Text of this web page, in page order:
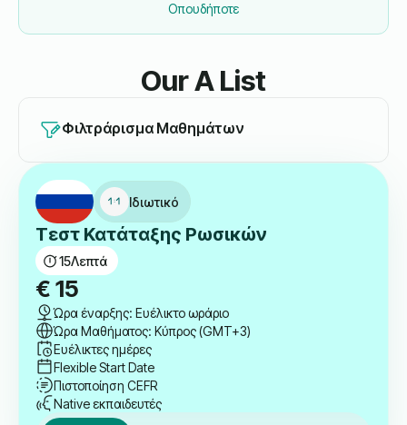
Our A List
Οπουδήποτε
Φιλτράρισμα Μαθημάτων
Ιδιωτικό
Τεστ Κατάταξης Ρωσικών
15Λεπτά
€ 15
Ώρα έναρξης: Ευέλικτο ωράριο
Ώρα Μαθήματος: Κύπρος (GMT+3)
Ευέλικτες ημέρες
Flexible Start Date
Πιστοποίηση CEFR
Native εκπαιδευτές